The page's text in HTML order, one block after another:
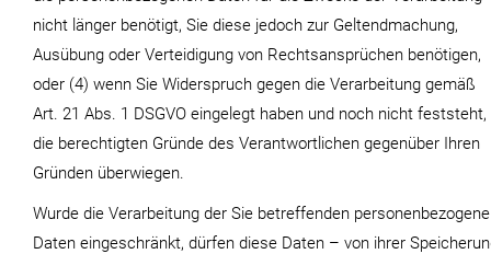
nicht länger benötigt, Sie diese jedoch zur Geltendmachung,
Ausübung oder Verteidigung von Rechtsansprüchen benötigen,
oder (4) wenn Sie Widerspruch gegen die Verarbeitung gemäß
Art. 21 Abs. 1 DSGVO eingelegt haben und noch nicht feststeht,
die berechtigten Gründe des Verantwortlichen gegenüber Ihren
Gründen überwiegen.
Wurde die Verarbeitung der Sie betreffenden
Daten eingeschränkt, dürfen diese Daten – von ihrer